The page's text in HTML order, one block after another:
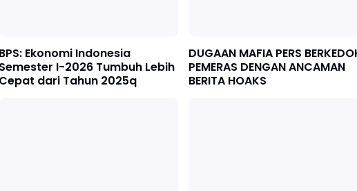
BPS: Ekonomi Indonesia
Semester I-2026 Tumbuh Lebih
Cepat dari Tahun 2025q
DUGAAN MAFIA PERS
PEMERAS DENGAN ANCAMAN
BERITA HOAKS